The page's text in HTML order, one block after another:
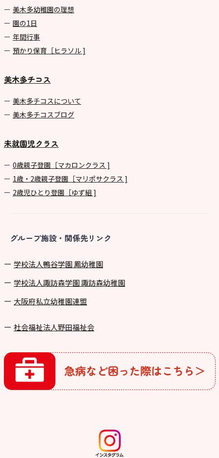
美⽊多幼稚園の理想
園の1⽇
年間⾏事
預かり保育［ヒラソル ]
美木多チコス
美⽊多チコスについて
美⽊多チコスブログ
未就園児クラス
0歳親子登園［マカロンクラス ]
1歳・2歳親子登園［マリポサクラス ]
2歳児ひとり登園［ゆず組 ]
グループ施設・関係先リンク
学校法⼈鴨⾕学園 鳳幼稚園
学校法⼈諏訪森学園 諏訪森幼稚園
⼤阪府私⽴幼稚園連盟
社会福祉法人野田福祉会